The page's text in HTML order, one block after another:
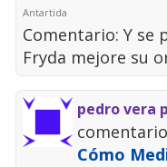
Antartida
Comentario: Y se
Fryda mejore su
pedro vera
Cómo